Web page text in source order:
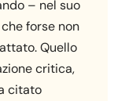
– nel suo
forse non
Quello
critica,
citato